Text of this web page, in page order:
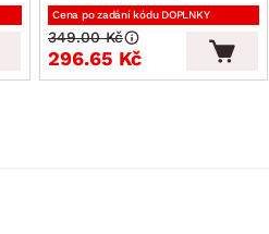
Cena po zadání kódu DOPLNKY
296.65 Kč
349.00 Kč